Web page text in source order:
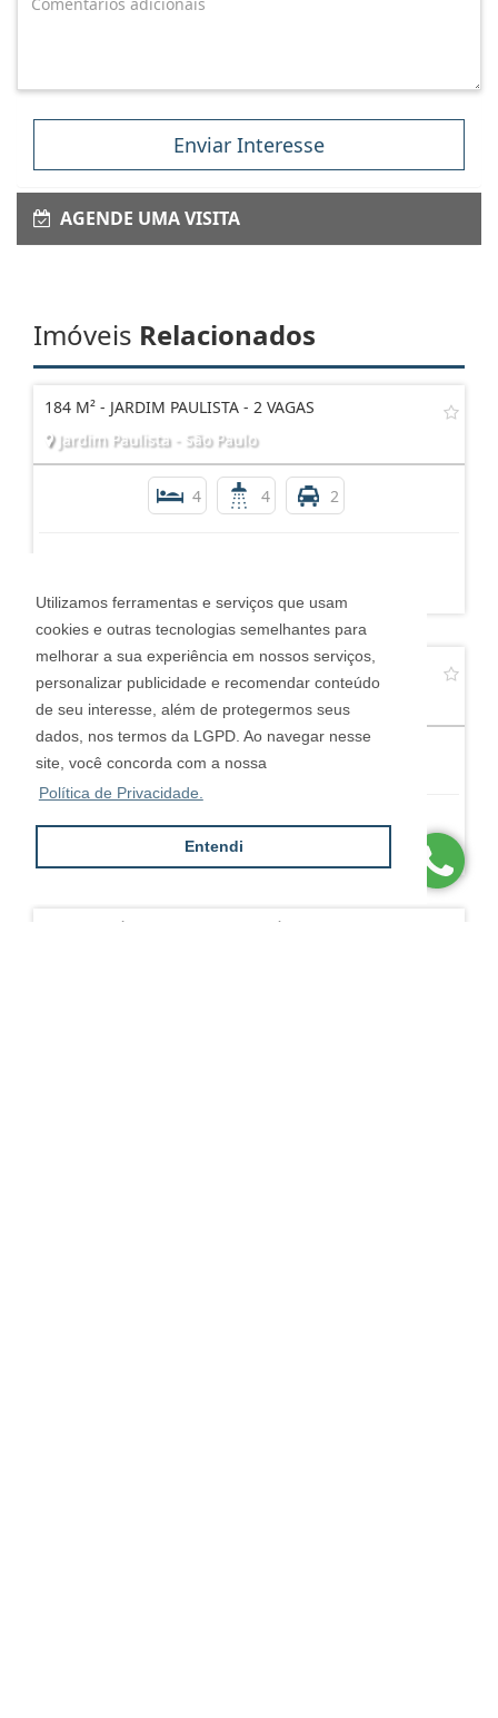
Utilizamos ferramentas e serviços que usam
cookies e outras tecnologias semelhantes para
melhorar a sua experiência em nossos serviços,
personalizar publicidade e recomendar conteúdo
de seu interesse, além de protegermos seus
dados, nos termos da LGPD. Ao navegar nesse
site, você concorda com a nossa
Política de Privacidade.
Entendi
Enviar Interesse
AGENDE UMA VISITA
Imóveis Relacionados
184 M² - JARDIM PAULISTA - 2 VAGAS
Jardim Paulista - São Paulo
4 4 2
R$ 1.800.000,00
EXCELENTE APARTAMENTO !!
Moema - São Paulo
4 5
R$ 2.200.000,00